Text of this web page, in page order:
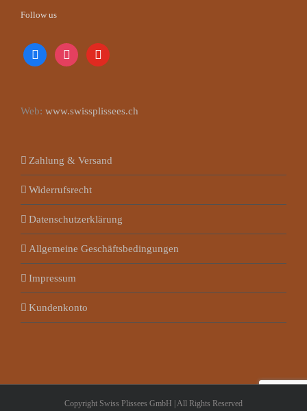
Follow us
facebookinstagramyoutube
Web: www.swissplissees.ch
Zahlung & Versand
Widerrufsrecht
Datenschutzerklärung
Allgemeine Geschäftsbedingungen
Impressum
Kundenkonto
Copyright Swiss Plissees GmbH | All Rights Reserved